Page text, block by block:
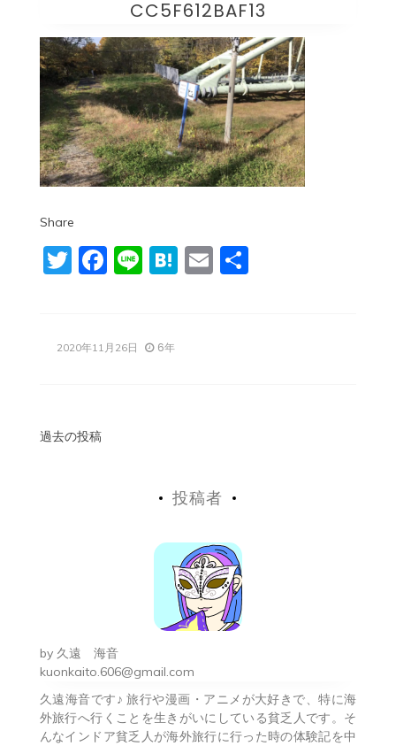
CC5F612BAF13
Share
Twitter
Facebook
LineHatena
Email
共
2020年11月26日 6年
投
シ
ョ
ン
過去の投稿
投稿者
by 久遠 海音
kuonkaito.606@gmail.com
久遠海音です♪ 旅行や漫画・アニメが大好きで、特に海
外旅行へ行くことを生きがいにしている貧乏人です。そ
んなインドア貧乏人が海外旅行に行った時の体験記を中